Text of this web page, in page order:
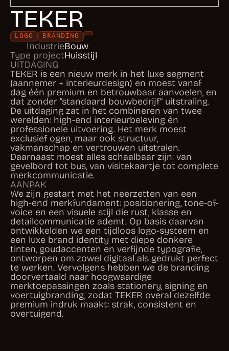
Industrie
Type project
Bouw
Huisstijl
UITDAGING
TEKER is een nieuw merk in het luxe segment
(aannemer + interieurdesign) en moest vanaf
dag één premium en betrouwbaar aanvoelen, en
dat zonder “standaard bouwbedrijf” uitstraling.
De uitdaging zat in het combineren van twee
werelden: high-end interieurbeleving én
professionele uitvoering. Het merk moest
exclusief ogen, maar ook structuur,
vakmanschap en vertrouwen uitstralen.
Daarnaast moest alles schaalbaar zijn: van
gevelbord tot bus, van visitekaartje tot complete
merkcommunicatie.
AANPAK
We zijn gestart met het neerzetten van een
high-end merkfundament: positionering, tone-of-
voice en een visuele stijl die rust, klasse en
detailcommunicatie ademt. Op basis daarvan
ontwikkelden we een tijdloos logo-systeem en
een luxe brand identity met diepe donkere
tinten, goudaccenten en verfijnde typografie,
ontworpen om zowel digitaal als gedrukt perfect
te werken. Vervolgens hebben we de branding
doorvertaald naar hoogwaardige
merktoepassingen zoals stationery, signing en
voertuigbranding, zodat TEKER overal dezelfde
premium indruk maakt: strak, consistent en
overtuigend.